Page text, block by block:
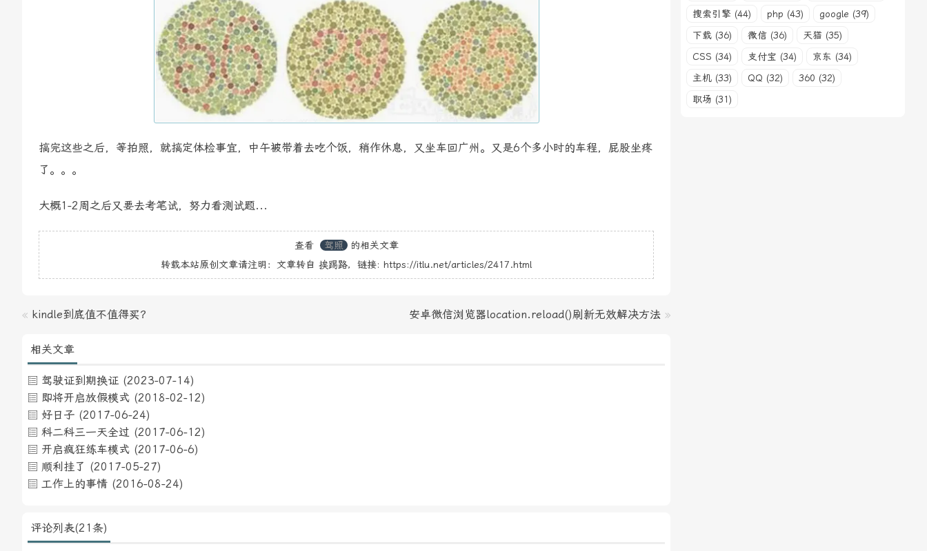
搞完这些之后，等拍照，就搞定体检事宜，中午被带着去吃个饭，稍作休息，又坐车回广州。又是6个多小时的车程，屁股坐疼
了。。。
大概1-2周之后又要去考笔试，努力看测试题...
查看 驾照
的相关文章
转载本站原创文章请注明：文章转自 挨踢路，链接: https://itlu.net/articles/2417.html
« kindle到底值不值得买？ 安卓微信浏览器location.reload()刷新无效解决方法 »
相关文章
驾驶证到期换证 (2023-07-14)
即将开启放假模式 (2018-02-12)
好日子 (2017-06-24)
科二科三一天全过 (2017-06-12)
开启疯狂练车模式 (2017-06-6)
顺利挂了 (2017-05-27)
工作上的事情 (2016-08-24)
评论列表(21条)
搜索引擎 (44)
php (43)
google (39)
下载 (36)
微信 (36)
天猫 (35)
CSS (34)
支付宝 (34)
京东 (34)
主机 (33)
QQ (32)
360 (32)
职场 (31)